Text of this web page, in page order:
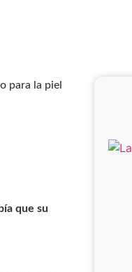
para la piel
que su